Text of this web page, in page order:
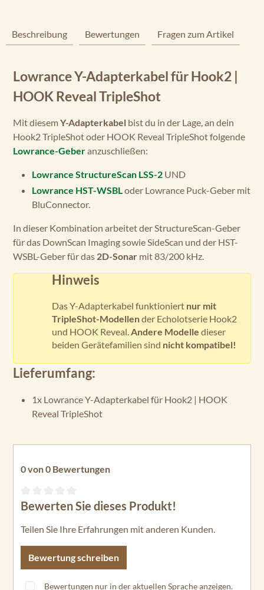
Beschreibung Bewertungen Fragen zum Artikel
Lowrance Y-Adapterkabel für Hook2 |
HOOK Reveal TripleShot
Mit diesemY-Adapterkabel bist du in der Lage, an dein
Hook2 TripleShot oder HOOK Reveal TripleShot folgende
Lowrance-Geberanzuschließen:
Lowrance StructureScan LSS-2 UND
Lowrance HST-WSBLoder Lowrance Puck-Geber mit
BluConnector.
In dieser Kombination arbeitet der StructureScan-Geber
für das DownScan Imaging sowie SideScan und der HST-
WSBL-Geber für das 2D-Sonar mit 83/200 kHz.
Hinweis
Das Y-Adapterkabel funktioniert nur mit
TripleShot-Modellender Echolotserie Hook2
und HOOK Reveal.Andere Modelle dieser
beiden Gerätefamilien sind nicht kompatibel!
Lieferumfang:
1x Lowrance Y-Adapterkabel für Hook2 | HOOK
Reveal TripleShot
0 von 0 Bewertungen
Durchschnittliche Bewertung von 0 von 5 Sternen
Bewerten Sie dieses Produkt!
Teilen Sie Ihre Erfahrungen mit anderen Kunden.
Bewertung schreiben
Bewertungen nur in der aktuellen Sprache anzeigen.